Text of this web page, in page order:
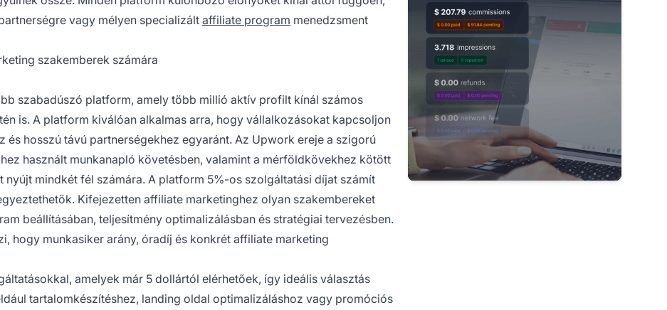
vagy mélyen specializált affiliate program menedzsment
szakemberek számára
szabadúszó platform, amely több millió aktív profilt kínál számos
is. A platform kiválóan alkalmas arra, hogy vállalkozásokat kapcsoljon
hosszú távú partnerségekhez egyaránt. Az Upwork ereje a szigorú
használt munkanapló követésben, valamint a mérföldkövekhez kötött
mindkét fél számára. A platform 5%-os szolgáltatási díjat számít
Kifejezetten affiliate marketinghez olyan szakembereket
beállításában, teljesítmény optimalizálásban és stratégiai tervezésben.
hogy munkasiker arány, óradíj és konkrét affiliate marketing
amelyek már 5 dollártól elérhetőek, így ideális választás
tartalomkészítéshez, landing oldal optimalizáláshoz vagy promóciós